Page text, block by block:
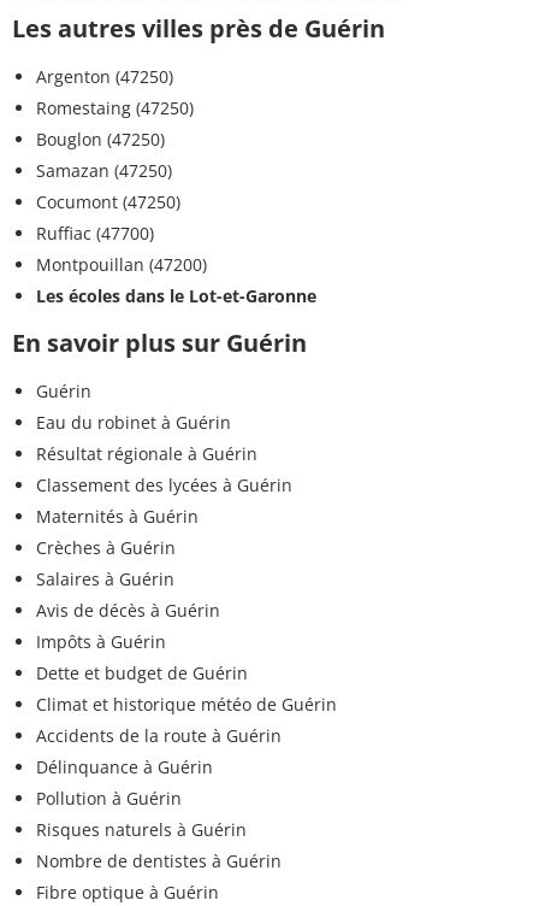
Les autres villes près de Guérin
Argenton (47250)
Romestaing (47250)
Bouglon (47250)
Samazan (47250)
Cocumont (47250)
Ruffiac (47700)
Montpouillan (47200)
Les écoles dans le Lot-et-Garonne
En savoir plus sur Guérin
Guérin
Eau du robinet à Guérin
Résultat régionale à Guérin
Classement des lycées à Guérin
Maternités à Guérin
Crèches à Guérin
Salaires à Guérin
Avis de décès à Guérin
Impôts à Guérin
Dette et budget de Guérin
Climat et historique météo de Guérin
Accidents de la route à Guérin
Délinquance à Guérin
Pollution à Guérin
Risques naturels à Guérin
Nombre de dentistes à Guérin
Fibre optique à Guérin